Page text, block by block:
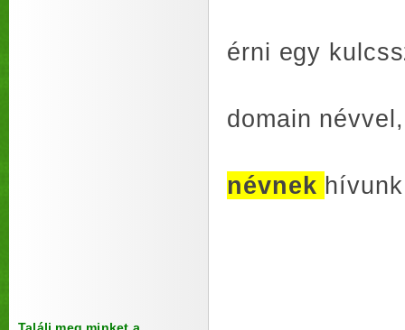
érni egy
domain
névnek